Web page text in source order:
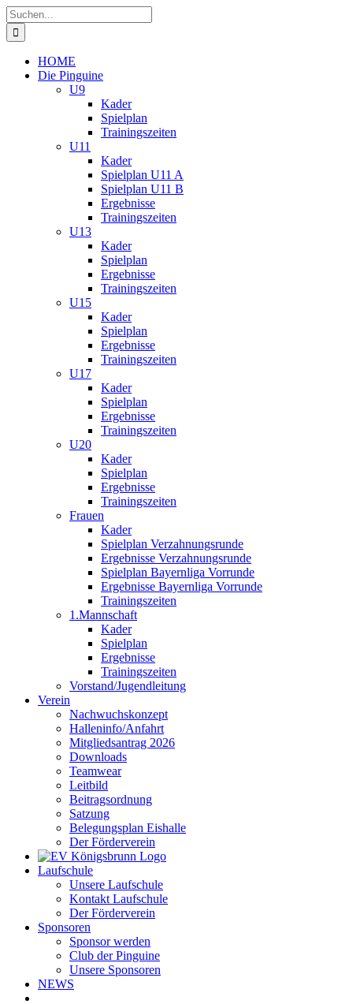
Zum
Inhalt
springen
Suche
nach:
HOME
Die Pinguine
U9
Kader
Spielplan
Trainingszeiten
U11
Kader
Spielplan U11 A
Spielplan U11 B
Ergebnisse
Trainingszeiten
U13
Kader
Spielplan
Ergebnisse
Trainingszeiten
U15
Kader
Spielplan
Ergebnisse
Trainingszeiten
U17
Kader
Spielplan
Ergebnisse
Trainingszeiten
U20
Kader
Spielplan
Ergebnisse
Trainingszeiten
Frauen
Kader
Spielplan Verzahnungsrunde
Ergebnisse Verzahnungsrunde
Spielplan Bayernliga Vorrunde
Ergebnisse Bayernliga Vorrunde
Trainingszeiten
1.Mannschaft
Kader
Spielplan
Ergebnisse
Trainingszeiten
Vorstand/Jugendleitung
Verein
Nachwuchskonzept
Halleninfo/Anfahrt
Mitgliedsantrag 2026
Downloads
Teamwear
Leitbild
Beitragsordnung
Satzung
Belegungsplan Eishalle
Der Förderverein
Laufschule
Unsere Laufschule
Kontakt Laufschule
Der Förderverein
Sponsoren
Sponsor werden
Club der Pinguine
Unsere Sponsoren
NEWS